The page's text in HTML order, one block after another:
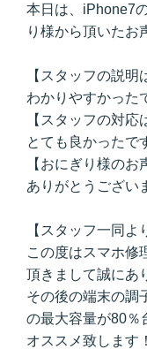
本日は、iPhone7
り様から頂いたお
【スタッフの説明
わかりやすかった
【スタッフの対応
とても良かったで
【おにぎり様のお
ありがとうござい
【スタッフ一同よ
この度はスマホ修
頂きまして誠にあ
その後の端末の調
の最大容量が80％
オススメ致します！